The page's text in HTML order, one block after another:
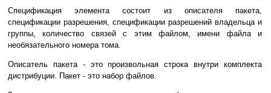
Спецификация элемента состоит из описателя пакета,
спецификации разрешения, спецификации разрешений владельца и
группы, количество связей с этим файлом, имени файла и
необязательного номера тома.
Описатель пакета - это произвольная строка внутри комплекта
дистрибуции. Пакет - это набор файлов.